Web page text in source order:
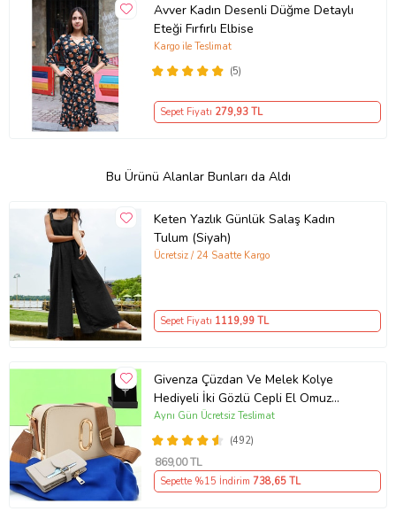
Avver Kadın Desenli Düğme Detaylı
Eteği Fırfırlı Elbise
(5)
Kargo ile Teslimat
Sepet Fiyatı 279,93 TL
Bu Ürünü Alanlar Bunları da Aldı
Keten Yazlık Günlük Salaş Kadın
Tulum (Siyah)
Ücretsiz / 24 Saatte Kargo
Sepet Fiyatı 1119,99 TL
Givenza Çüzdan Ve Melek Kolye
Hediyeli İki Gözlü Cepli El Omuz
Çanta (Krem)
(492)
Aynı Gün Ücretsiz Teslimat
869,00 TL
Sepette %15 İndirim 738,65 TL